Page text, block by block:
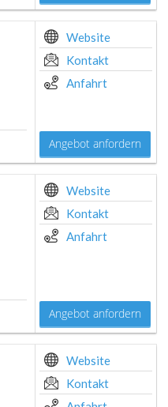
Website
Kontakt
Anfahrt
Angebot anfordern
Website
Kontakt
Anfahrt
Angebot anfordern
Website
Kontakt